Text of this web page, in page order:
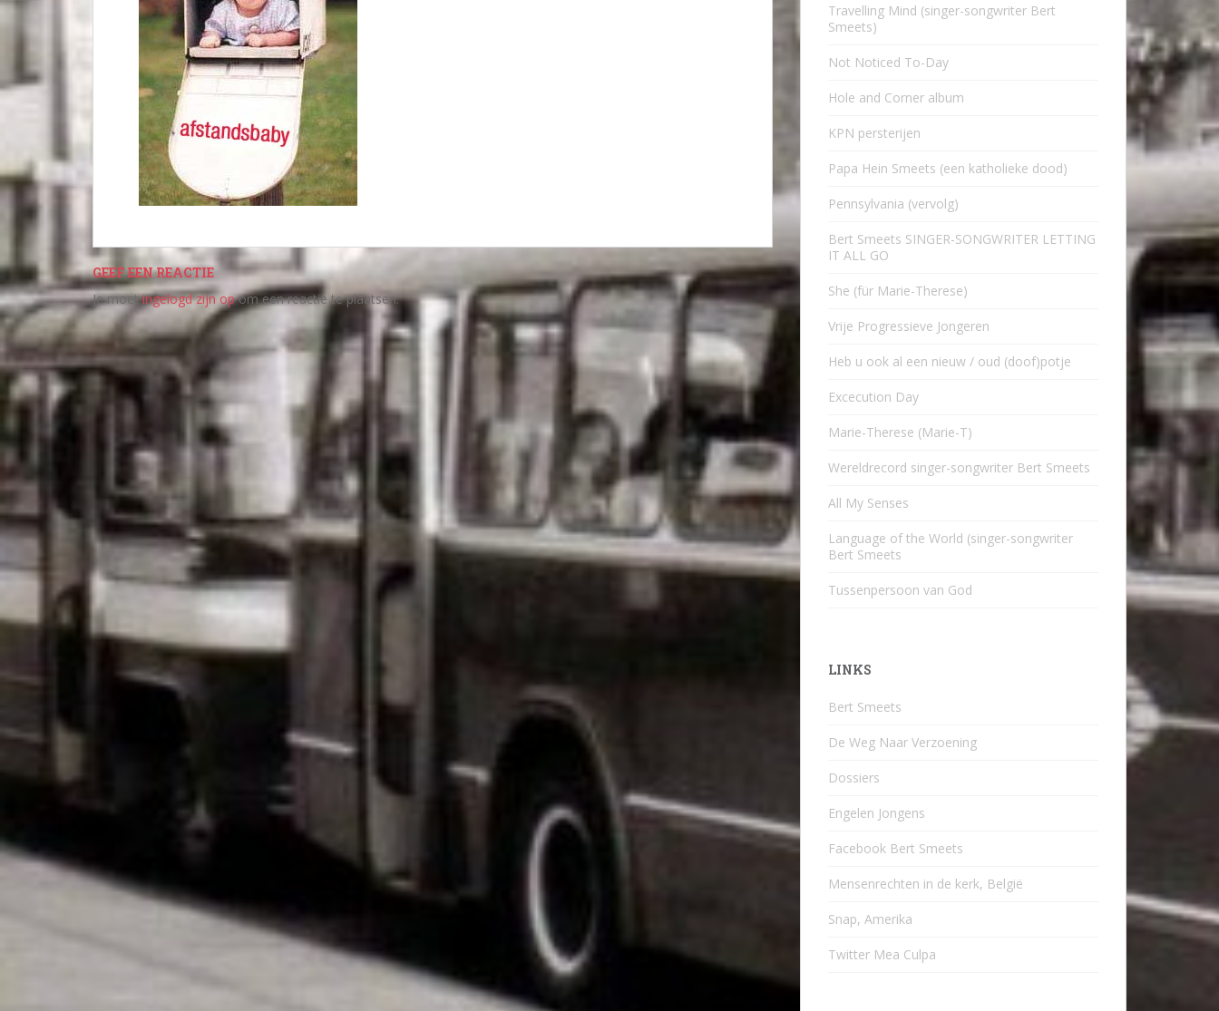
GEEF EEN REACTIE
Je moetingelogd zijn opom een reactie te plaatsen.
Travelling Mind (singer-songwriter Bert
Smeets)
Not Noticed To-Day
Hole and Corner album
KPN persterijen
Papa Hein Smeets (een katholieke dood)
Pennsylvania (vervolg)
Bert Smeets SINGER-SONGWRITER LETTING
IT ALL GO
She (für Marie-Therese)
Vrije Progressieve Jongeren
Heb u ook al een nieuw / oud (doof)potje
Excecution Day
Marie-Therese (Marie-T)
Wereldrecord singer-songwriter Bert Smeets
All My Senses
Language of the World (singer-songwriter
Bert Smeets
Tussenpersoon van God
LINKS
Bert Smeets
De Weg Naar Verzoening
Dossiers
Engelen Jongens
Facebook Bert Smeets
Mensenrechten in de kerk, België
Snap, Amerika
Twitter Mea Culpa